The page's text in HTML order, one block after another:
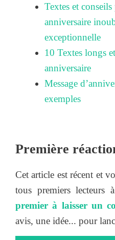
Textes et
anniversaire
exceptionnelle
10 Textes longs
anniversaire
Message
exemples
Première
Cet article est récent et
tous premiers lecteurs
premier à laisser un
avis, une idée... pour